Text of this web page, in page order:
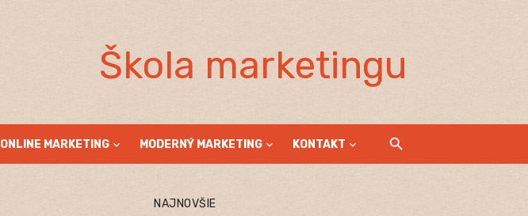
Škola marketingu
ONLINE MARKETING MODERNÝ MARKETING KONTAKT
NAJNOVŠIE